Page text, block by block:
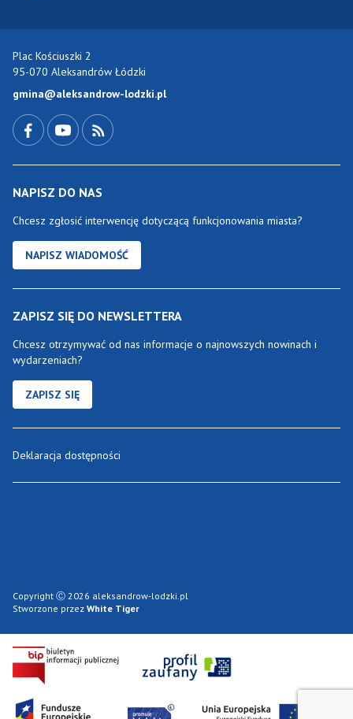
Plac Kościuszki 2
95-070 Aleksandrów Łódzki
gmina@aleksandrow-lodzki.pl
NAPISZ DO NAS
Chcesz zgłosić interwencję dotyczącą funkcjonowania miasta?
NAPISZ WIADOMOŚĆ
ZAPISZ SIĘ DO NEWSLETTERA
Chcesz otrzymywać od nas informacje o najnowszych nowinach i
wydarzeniach?
ZAPISZ SIĘ
Deklaracja dostępności
Copyright Ⓒ 2026 aleksandrow-lodzki.pl
Stworzone przez White Tiger